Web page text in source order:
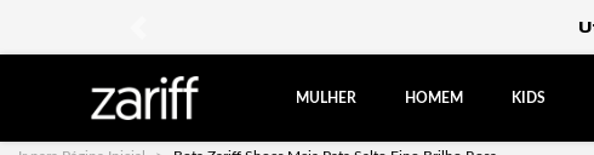
MULHER HOMEM KIDS